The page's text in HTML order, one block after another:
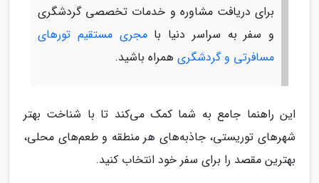
برای دریافت مشاوره و خدمات تخصصی گردشگری
و سفر به سراسر دنیا بامجری مستقیم تورهای
مسافرتی و گردشگری همراه باشید.
این راهنما جامع به شما کمک می‌کند تا با شناخت بهتر
شهرهای توریستی، جاذبه‌های هر منطقه و طعم‌های محلی،
بهترین مقصد را برای سفر خود انتخاب کنید.